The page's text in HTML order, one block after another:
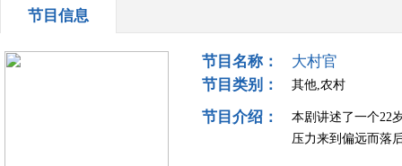
节目信息
节目名称：
大村官
节目类别：
其他,农村
节目介绍：
本剧讲述了一个22
压力来到偏远而落